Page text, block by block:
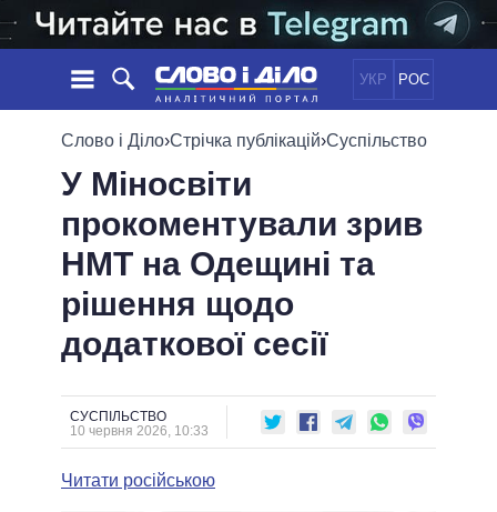
УКР РОС
НОВИНИ
СТРІЧКА
ПОДІЇ
СТАТТІ
ДУМКИ
ОГЛЯДИ
ДАЙДЖЕСТИ
ЕКОНОМІКА
СУСПІЛЬСТВО
СВІТ
ОБIЦЯНКИ
ПОЛIТИКИ
УСІ ПОЛІТИКИ
ПРЕЗИДЕНТ І ОФІС
ВЕРХОВНА РАДА
ГОЛОВИ ОБЛАДМІНІСТРАЦІЙ
МЕРИ МІСТ
ВСІ ПЕРСОНИ
ІНФОГРАФІКА
ВІДЕО
ПОРІВНЯННЯ ПОЛІТИКІВ
Слово і Діло›Стрічка публікацій›Суспільство
У Міносвіти
прокоментували зрив
НМТ на Одещині та
рішення щодо
додаткової сесії
СУСПІЛЬСТВО
10 червня 2026, 10:33
Читати російською